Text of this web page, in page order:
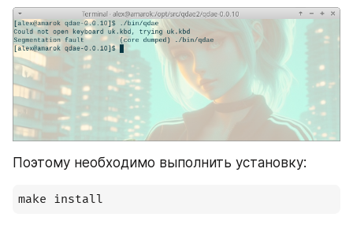
Поэтому необходимо выполнить установку:
make install